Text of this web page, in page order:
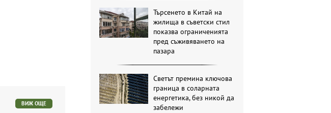
Търсенето в Китай на
жилища в съветски стил
показва ограниченията
пред съживяването на
пазара
Светът премина ключова
граница в соларната
енергетика, без никой да
забележи
ВИЖ ОЩЕ